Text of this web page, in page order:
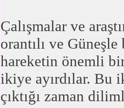
Çalışmalar ve
orantılı ve
hareketin önemli
ikiye ayırdılar. Bu
çıktığı zaman